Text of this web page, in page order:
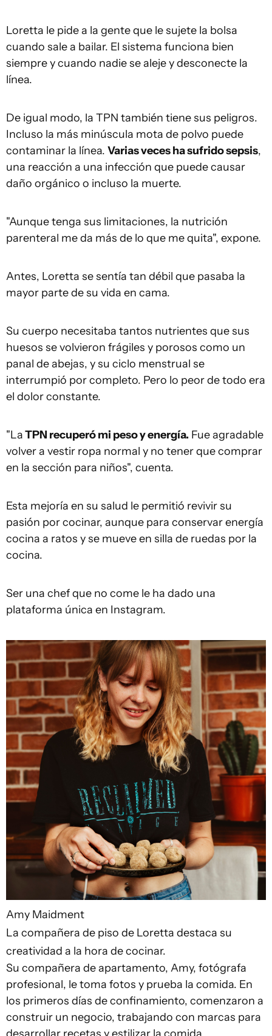
Loretta le pide a la gente que le sujete la bolsa
cuando sale a bailar. El sistema funciona bien
siempre y cuando nadie se aleje y desconecte la
línea.
De igual modo, la TPN también tiene sus peligros.
Incluso la más minúscula mota de polvo puede
contaminar la línea. Varias veces ha sufrido sepsis,
una reacción a una infección que puede causar
daño orgánico o incluso la muerte.
"Aunque tenga sus limitaciones, la nutrición
parenteral me da más de lo que me quita", expone.
Antes, Loretta se sentía tan débil que pasaba la
mayor parte de su vida en cama.
Su cuerpo necesitaba tantos nutrientes que sus
huesos se volvieron frágiles y porosos como un
panal de abejas, y su ciclo menstrual se
interrumpió por completo. Pero lo peor de todo era
el dolor constante.
"LaTPN recuperó mi peso y energía. Fue agradable
volver a vestir ropa normal y no tener que comprar
en la sección para niños", cuenta.
Esta mejoría en su salud le permitió revivir su
pasión por cocinar, aunque para conservar energía
cocina a ratos y se mueve en silla de ruedas por la
cocina.
Ser una chef que no come le ha dado una
plataforma única en Instagram.
Amy Maidment
La compañera de piso de Loretta destaca su
creatividad a la hora de cocinar.
Su compañera de apartamento, Amy, fotógrafa
profesional, le toma fotos y prueba la comida. En
los primeros días de confinamiento, comenzaron a
construir un negocio, trabajando con marcas para